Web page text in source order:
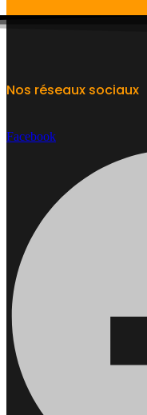
Nos réseaux sociaux
Facebook